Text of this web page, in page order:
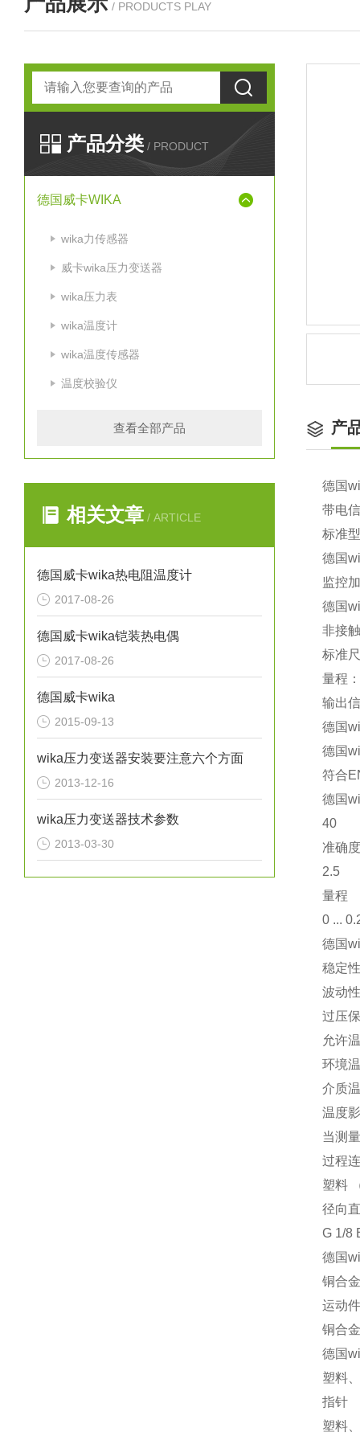
/ PRODUCTS PLAY
产品分类 / PRODUCT
德国威卡WIKA
wika力传感器
威卡wika压力变送器
wika压力表
wika温度计
wika温度传感器
温度校验仪
查看全部产品
相关文章 / ARTICLE
德国威卡wika热电阻温度计
2017-08-26
德国威卡wika铠装热电偶
2017-08-26
德国威卡wika
2015-09-13
wika压力变送器安装要注意六个方面
2013-12-16
wika压力变送器技术参数
2013-03-30
产
德国
带电
标准
德国
监控
德国
非接
标准
量程
输出
德国
德国
符合
德国
40
准确
2.5
量程
0 ...
德国
稳定
波动
过压
允许
环境
介质
温度
当测
过程
塑料
径向
G 1/8
德国
铜合
运动件
铜合金
德国
塑料
指针
塑料